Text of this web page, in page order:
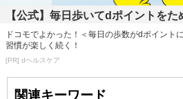
【公式】毎日歩いてdポイントをた
ドコモでよかった！＜毎日の歩数がdポイント
習慣が楽しく続く！
[PR] dヘルスケア
関連キーワード